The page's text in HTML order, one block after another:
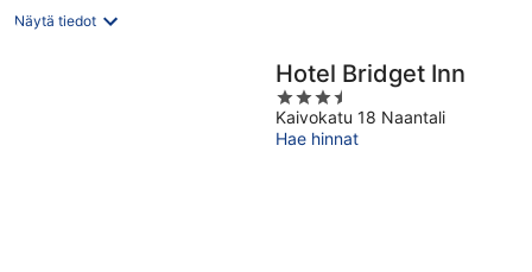
Näytä tiedot
Hotel Bridget Inn
3.5
out
of
Kaivokatu 18 Naantali
Hae hinnat